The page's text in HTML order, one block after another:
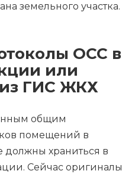
земельного участка.
ОСС в
или
из ГИС ЖКХ
общим
помещений в
храниться в
Сейчас оригиналы